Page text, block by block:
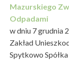
Mazurskiego
Odpadami
w dniu 7 grudnia
Zakład
Spytkowo